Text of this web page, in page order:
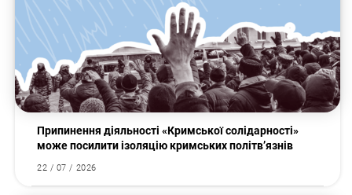
Припинення діяльності «Кримської солідарності»
може посилити ізоляцію кримських політв’язнів
22 / 07 / 2026